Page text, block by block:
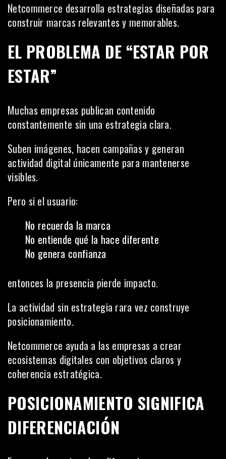
Netcommerce desarrolla estrategias diseñadas para
construir marcas relevantes y memorables.
EL PROBLEMA DE “ESTAR POR
ESTAR”
Muchas empresas publican contenido
constantemente sin una estrategia clara.
Suben imágenes, hacen campañas y generan
actividad digital únicamente para mantenerse
visibles.
Pero si el usuario:
No recuerda la marca
No entiende qué la hace diferente
No genera confianza
entonces la presencia pierde impacto.
La actividad sin estrategia rara vez construye
posicionamiento.
Netcommerce ayuda a las empresas a crear
ecosistemas digitales con objetivos claros y
coherencia estratégica.
POSICIONAMIENTO SIGNIFICA
DIFERENCIACIÓN